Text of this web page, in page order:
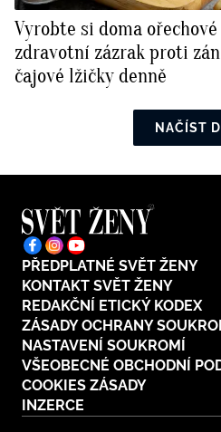
Vyrobte si doma
zdravotní zázrak proti
čajové lžičky denně
NAČÍST
PŘEDPLATNÉ SVĚT ŽENY
KONTAKT SVĚT ŽENY
REDAKČNÍ ETICKÝ KODEX
ZÁSADY OCHRANY
NASTAVENÍ SOUKROMÍ
VŠEOBECNÉ OBCHODNÍ
COOKIES ZÁSADY
INZERCE